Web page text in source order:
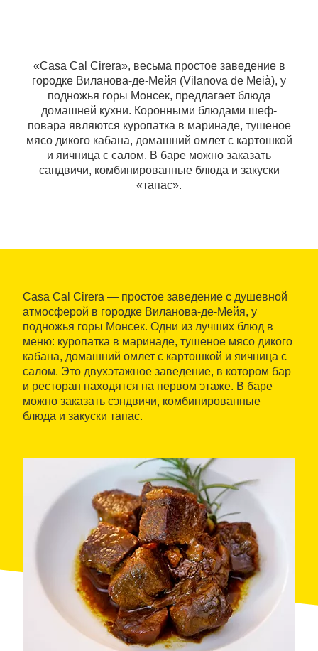
«Casa Cal Cirera», весьма простое заведение в
городке Виланова-де-Мейя (Vilanova de Meià), у
подножья горы Монсек, предлагает блюда
домашней кухни. Коронными блюдами шеф-
повара являются куропатка в маринаде, тушеное
мясо дикого кабана, домашний омлет с картошкой
и яичница с салом. В баре можно заказать
сандвичи, комбинированные блюда и закуски
«тапас».
Casa Cal Cirera — простое заведение с душевной
атмосферой в городке Виланова-де-Мейя, у
подножья горы Монсек. Одни из лучших блюд в
меню: куропатка в маринаде, тушеное мясо дикого
кабана, домашний омлет с картошкой и яичница с
салом. Это двухэтажное заведение, в котором бар
и ресторан находятся на первом этаже. В баре
можно заказать сэндвичи, комбинированные
блюда и закуски тапас.